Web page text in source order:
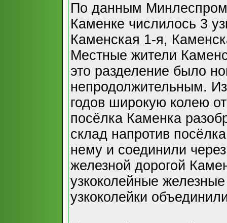
По данным
Каменке числилось 3
Каменская 1-я,
Местные жители
это разделение было
непродолжительным.
годов широкую колею
посёлка Каменка
склад напротив
нему и соединили
железной дорогой
узкоколейные
узкоколейки